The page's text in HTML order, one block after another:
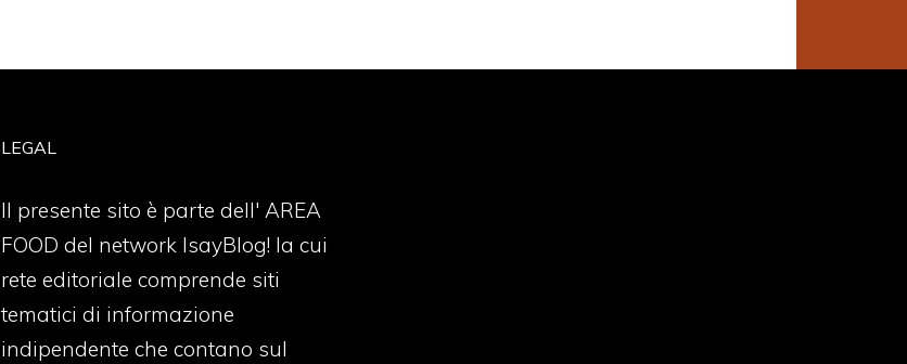
LEGAL
Il presente sito è parte dell' AREA
FOOD del network IsayBlog! la cui
rete editoriale comprende siti
tematici di informazione
indipendente che contano sul